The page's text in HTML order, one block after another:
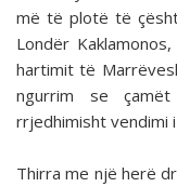
më të plotë të
Londër
hartimit të
ngurrim se
rrjedhimisht vendimi
Thirra me një herë